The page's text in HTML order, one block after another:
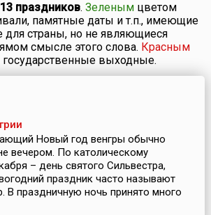
13 праздников. Зеленымцветом
памятные даты и т.п., имеющие
для страны, но не являющиеся
смысле этого слова. Красным
выходные.
Новый год венгры обычно
вечером. По католическому
– день святого Сильвестра,
праздник часто называют
В праздничную ночь принято много